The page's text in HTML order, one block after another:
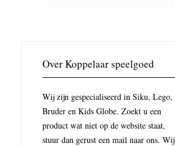
Over Koppelaar speelgoed
Wij zijn gespecialiseerd in Siku, Lego,
Bruder en Kids Globe. Zoekt u een
product wat niet op de website staat,
stuur dan gerust een mail naar ons. Wij